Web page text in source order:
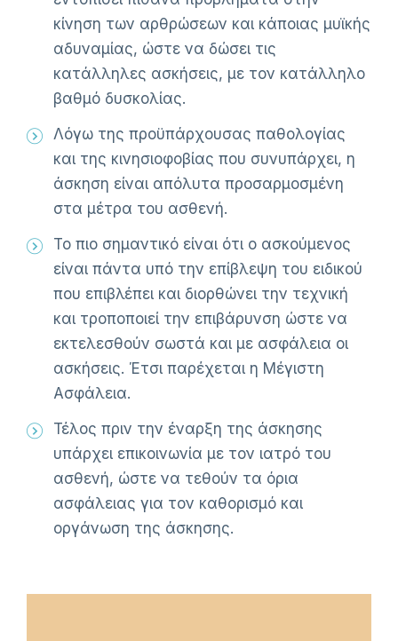
κίνηση των αρθρώσεων και κάποιας μυϊκής
αδυναμίας, ώστε να δώσει τις
κατάλληλες ασκήσεις, με τον κατάλληλο
βαθμό δυσκολίας.
Λόγω της προϋπάρχουσας παθολογίας
και της κινησιοφοβίας που συνυπάρχει, η
άσκηση είναι απόλυτα προσαρμοσμένη
στα μέτρα του ασθενή.
Το πιο σημαντικό είναι ότι ο ασκούμενος
είναι πάντα υπό την επίβλεψη του ειδικού
που επιβλέπει και διορθώνει την τεχνική
και τροποποιεί την επιβάρυνση ώστε να
εκτελεσθούν σωστά και με ασφάλεια οι
ασκήσεις. Έτσι παρέχεται η Μέγιστη
Ασφάλεια.
Τέλος πριν την έναρξη της άσκησης
υπάρχει επικοινωνία με τον ιατρό του
ασθενή, ώστε να τεθούν τα όρια
ασφάλειας για τον καθορισμό και
οργάνωση της άσκησης.